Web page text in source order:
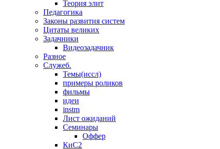
Теория элит
​Педагогика
Законы развития систем
Цитаты великих
Задачники
Видеозадачник
Разное
Служеб.
Темы(иссл)
примеры роликов
фильмы
идеи
instm
Лист ожиданий
Семинары
Оффер
КиС2